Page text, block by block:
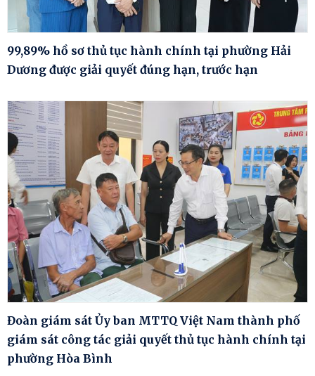
99,89% hồ sơ thủ tục hành chính tại phường Hải
Dương được giải quyết đúng hạn, trước hạn
Đoàn giám sát Ủy ban MTTQ Việt Nam thành phố
giám sát công tác giải quyết thủ tục hành chính tại
phường Hòa Bình